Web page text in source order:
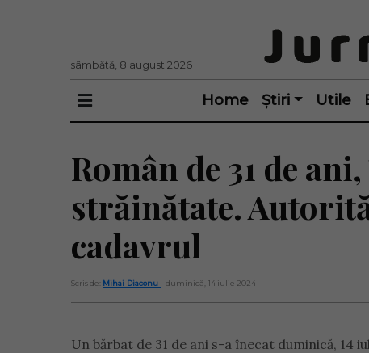
sâmbătă, 8 august 2026
Home Știri Utile
Român de 31 de
străinătate.
cadavrul
Scris de: Mihai Diaconu - duminică, 14 iulie 2024
Un bărbat de 31 de ani s-a înecat duminică, 14